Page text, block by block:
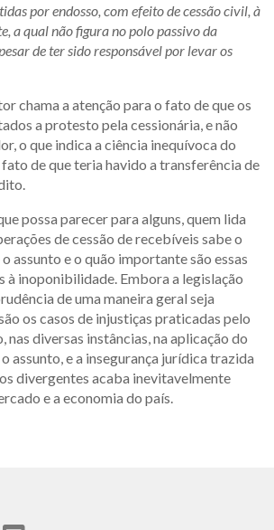
por endosso, com efeito de cessão civil, à
a qual não figura no polo passivo da
de ter sido responsável por levar os
chama a atenção para o fato de que os
a protesto pela cessionária, e não
o que indica a ciência inequívoca do
de que teria havido a transferência de
possa parecer para alguns, quem lida
de cessão de recebíveis sabe o
assunto e o quão importante são essas
à inoponibilidade. Embora a legislação
de uma maneira geral seja
os casos de injustiças praticadas pelo
diversas instâncias, na aplicação do
assunto, e a insegurança jurídica trazida
divergentes acaba inevitavelmente
e a economia do país.